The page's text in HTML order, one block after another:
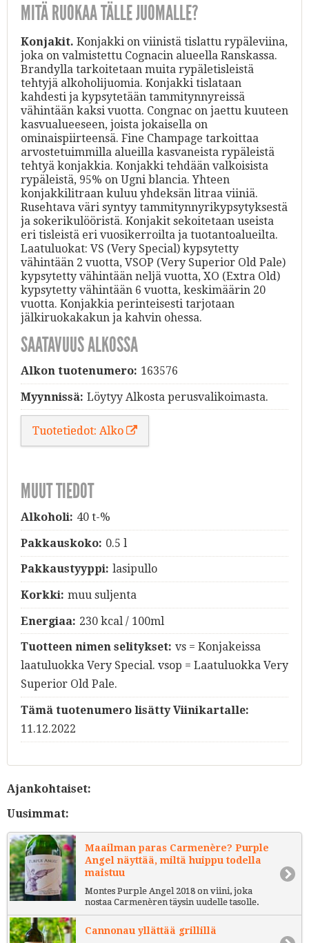
MITÄ RUOKAA TÄLLE JUOMALLE?
Konjakit. Konjakki on viinistä tislattu rypäleviina,
joka on valmistettu Cognacin alueella Ranskassa.
Brandylla tarkoitetaan muita rypäletisleistä
tehtyjä alkoholijuomia. Konjakki tislataan
kahdesti ja kypsytetään tammitynnyreissä
vähintään kaksi vuotta. Congnac on jaettu kuuteen
kasvualueeseen, joista jokaisella on
ominaispiirteensä. Fine Champage tarkoittaa
arvostetuimmilla alueilla kasvaneista rypäleistä
tehtyä konjakkia. Konjakki tehdään valkoisista
rypäleistä, 95% on Ugni blancia. Yhteen
konjakkilitraan kuluu yhdeksän litraa viiniä.
Rusehtava väri syntyy tammitynnyrikypsytyksestä
ja sokerikulööristä. Konjakit sekoitetaan useista
eri tisleistä eri vuosikerroilta ja tuotantoalueilta.
Laatuluokat: VS (Very Special) kypsytetty
vähintään 2 vuotta, VSOP (Very Superior Old Pale)
kypsytetty vähintään neljä vuotta, XO (Extra Old)
kypsytetty vähintään 6 vuotta, keskimäärin 20
vuotta. Konjakkia perinteisesti tarjotaan
jälkiruokakakun ja kahvin ohessa.
SAATAVUUS ALKOSSA
Alkon tuotenumero: 163576
Myynnissä: Löytyy Alkosta perusvalikoimasta.
Tuotetiedot: Alko
MUUT TIEDOT
Alkoholi: 40 t-%
Pakkauskoko: 0.5 l
Pakkaustyyppi: lasipullo
Korkki: muu suljenta
Energiaa: 230 kcal / 100ml
Tuotteen nimen selitykset: vs = Konjakeissa
laatuluokka Very Special. vsop = Laatuluokka Very
Superior Old Pale.
Tämä tuotenumero lisätty Viinikartalle:
11.12.2022
Ajankohtaiset:
Uusimmat:
Maailman paras Carmenère? Purple
Angel näyttää, miltä huippu todella
maistuu
Montes Purple Angel 2018 on viini, joka
nostaa Carmenèren täysin uudelle tasolle.
Cannonau yllättää grillillä